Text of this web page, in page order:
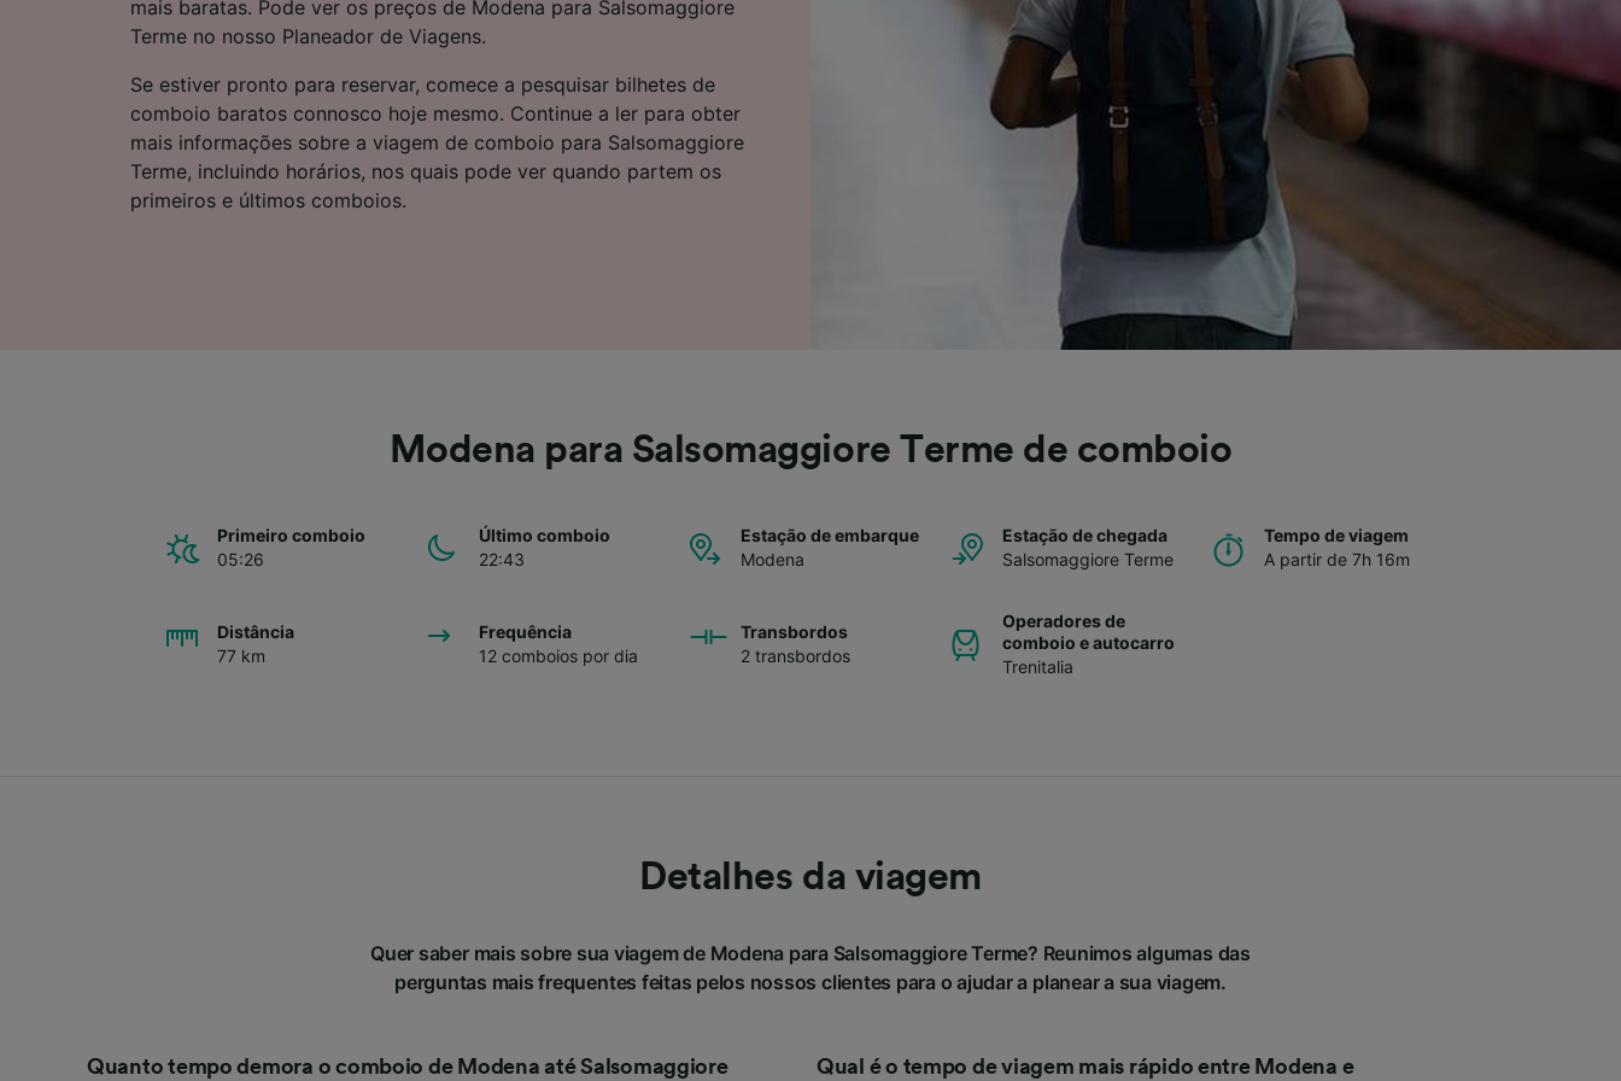
mais baratas. Pode ver os preços de Modena para Salsomaggiore
Terme no nosso Planeador de Viagens.
Se estiver pronto para reservar, comece a pesquisar bilhetes de
comboio baratos connosco hoje mesmo. Continue a ler para obter
mais informações sobre a viagem de comboio para Salsomaggiore
Terme, incluindo horários, nos quais pode ver quando partem os
primeiros e últimos comboios.
Modena para Salsomaggiore Terme de comboio
Primeiro comboio
05:26
Último comboio
22:43
Estação de embarque
Modena
Estação de chegada
Salsomaggiore Terme
Tempo de viagem
A partir de 7h 16m
Distância
77 km
Frequência
12 comboios por dia
Transbordos
2 transbordos
Operadores de
comboio e autocarro
Trenitalia
Detalhes da viagem
Quer saber mais sobre sua viagem de Modena para Salsomaggiore Terme? Reunimos algumas das
perguntas mais frequentes feitas pelos nossos clientes para o ajudar a planear a sua viagem.
Quanto tempo demora o comboio de Modena até Salsomaggiore
Qual é o tempo de viagem mais rápido entre Modena e
Lista de parceiros (fornecedores)